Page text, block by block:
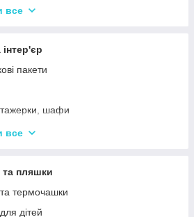
манікюр
для волосся
для тіла
інструменти та набори
нагрівачі
плити
пікніка
килимки
все
пакети
шафи
декор
таці
все
пляшки
термочашки
дітей